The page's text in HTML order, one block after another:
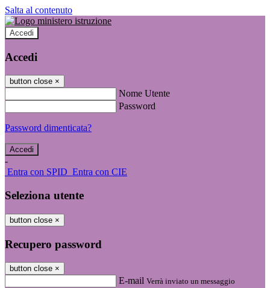
Salta al contenuto
Accedi
Accedi
button close ×
Nome Utente
Password
Password dimenticata?
-
Entra con SPID Entra con CIE
Seleziona utente
button close ×
Recupero password
button close ×
E-mail Verrà inviato un messaggio